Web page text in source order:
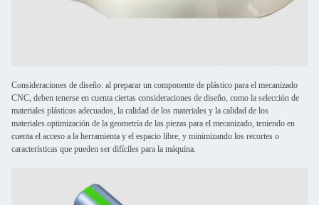
Consideraciones de diseño: al preparar un componente de plástico para el mecanizado
CNC, deben tenerse en cuenta ciertas consideraciones de diseño, como la selección de
materiales plásticos adecuados, la calidad de los materiales y la calidad de los
materiales.optimización de la geometría de las piezas para el mecanizado, teniendo en
cuenta el acceso a la herramienta y el espacio libre, y minimizando los recortes o
características que pueden ser difíciles para la máquina.